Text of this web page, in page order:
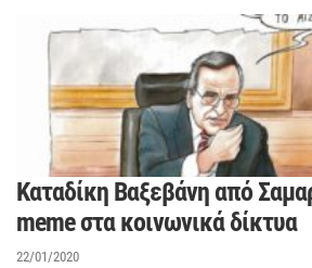
Καταδίκη Βαξεβάνη από
meme στα κοινωνικά δίκτυα
22/01/2020